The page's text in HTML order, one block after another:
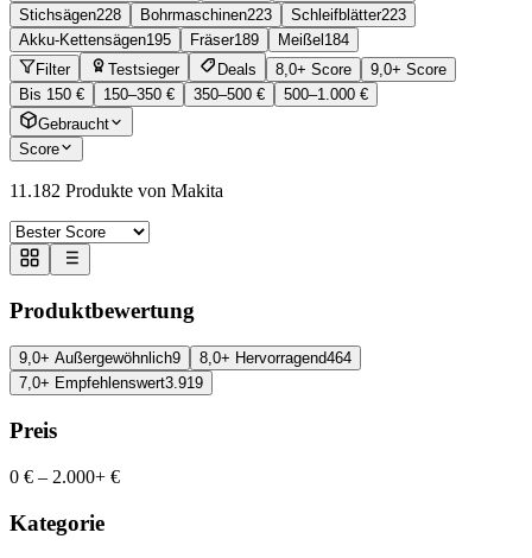
Stichsägen228 Bohrmaschinen223 Schleifblätter223
Akku-Kettensägen195 Fräser189 Meißel 184
Filter
Testsieger Deals 8,0+ Score
9,0+ Score
Bis 150 €
150–350 € 350–500 €
500–1.000 €
Gebraucht
Score
11.182 Produkte von Makita
Produktbewertung
9,0+ Außergewöhnlich9 8,0+ Hervorragend464
7,0+ Empfehlenswert3.919
Preis
0 € – 2.000+ €
Kategorie